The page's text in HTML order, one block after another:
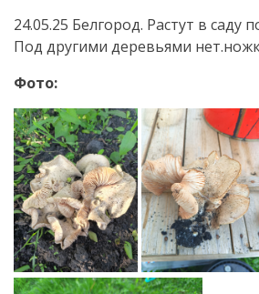
24.05.25 Белгород. Растут в саду
Под другими деревьями
Фото: